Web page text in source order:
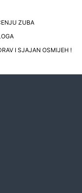
ZUBA
I SJAJAN OSMIJEH !